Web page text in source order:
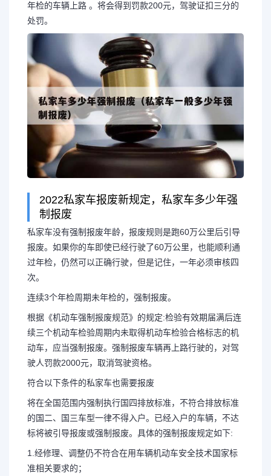
年检的车辆上路 。将会得到罚款200元，驾驶证扣三分的
处罚。
2022私家车报废新规定，私家车多少年强
制报废
私家车没有强制报废年龄，报废规则是跑60万公里后引导
报废。如果你的车即使已经行驶了60万公里，也能顺利通
过年检，仍然可以正确行驶，但是记住，一年必须审核四
次。
连续3个年检周期未年检的，强制报废。
根据《机动车强制报废规范》的规定:检验有效期届满后连
续三个机动车检验周期内未取得机动车检验合格标志的机
动车，应当强制报废。强制报废车辆再上路行驶的，对驾
驶人罚款2000元，取消驾驶资格。
符合以下条件的私家车也需要报废
将在全国范围内强制执行国四排放标准，不符合排放标准
的国二、国三车型一律不得入户。已经入户的车辆，不达
标将被引导报废或强制报废。具体的强制报废规定如下:
1.经修理、调整仍不符合在用车辆机动车安全技术国家标
准相关要求的；
长按图片识别二维